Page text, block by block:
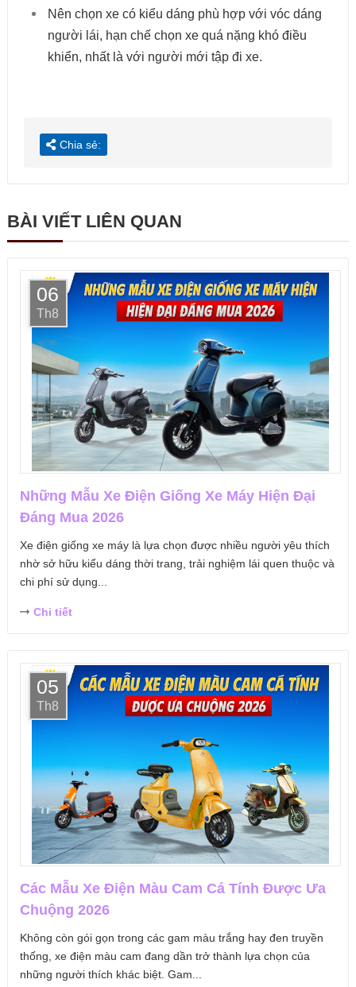
Nên chọn xe có kiểu dáng phù hợp với vóc dáng
người lái, hạn chế chọn xe quá nặng khó điều
khiển, nhất là với người mới tập đi xe.
Chia sẻ:
BÀI VIẾT LIÊN QUAN
06
Th8
Những Mẫu Xe Điện Giống Xe Máy Hiện Đại
Đáng Mua 2026
Xe điện giống xe máy là lựa chọn được nhiều người yêu thích
nhờ sở hữu kiểu dáng thời trang, trải nghiệm lái quen thuộc và
chi phí sử dụng...
Chi tiết
05
Th8
Các Mẫu Xe Điện Màu Cam Cá Tính Được Ưa
Chuộng 2026
Không còn gói gọn trong các gam màu trắng hay đen truyền
thống, xe điện màu cam đang dần trở thành lựa chọn của
những người thích khác biệt. Gam...